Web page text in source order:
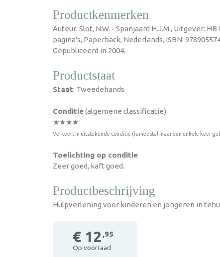
Productkenmerken
Auteur: Slot, N.W. - Spanjaard H.J.M., Uitgever:
pagina's, Paperback, Nederlands, ISBN:
Gepubliceerd in 2004.
Productstaat
Staat: Tweedehands
Conditie(algemene classificatie)
★★★★
Verkeert in uitstekende conditie (is meestal maar een enkele keer
Toelichting op conditie
Zeer goed, kaft goed.
Productbeschrijving
Hulpverlening voor kinderen en jongeren in
€ 12 ,95
Op voorraad